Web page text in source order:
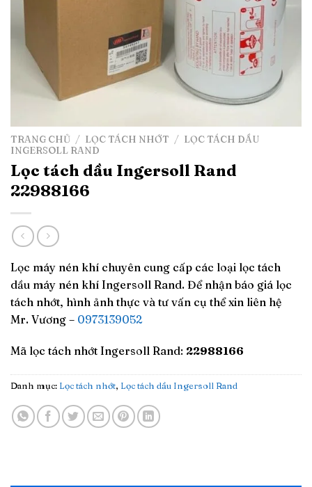
TRANG CHỦ / LỌC TÁCH NHỚT / LỌC TÁCH DẦU
INGERSOLL RAND
Lọc tách dầu Ingersoll Rand
22988166
Lọc máy nén khí chuyên cung cấp các loại lọc tách
dầu máy nén khí Ingersoll Rand. Để nhận báo giá lọc
tách nhớt, hình ảnh thực và tư vấn cụ thể xin liên hệ
Mr. Vương – 0973139052
Mã lọc tách nhớt Ingersoll Rand: 22988166
Danh mục: Lọc tách nhớt, Lọc tách dầu Ingersoll Rand